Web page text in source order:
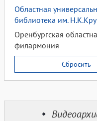
Областная
библиотека им.
Оренбургская
филармония
Сбросить